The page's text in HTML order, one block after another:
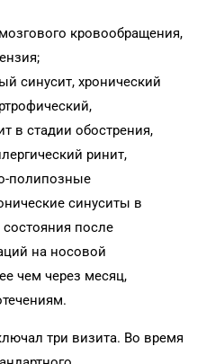
кровообращения,
синусит, хронический
в стадии обострения,
ринит,
полипозные
синуситы в
состояния после
на носовой
чем через месяц,
три визита. Во время